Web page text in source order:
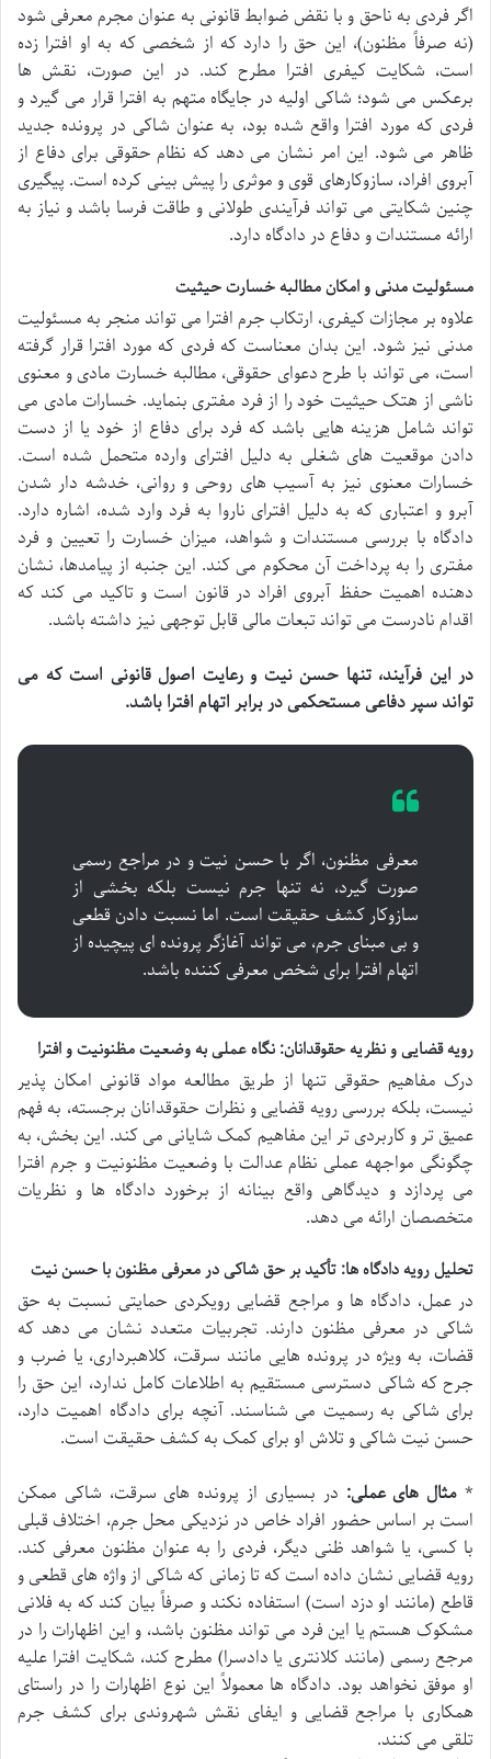
اگر فردی به ناحق و با نقض ضوابط قانونی به عنوان مجرم معرفی شود
(نه صرفاً مظنون)، این حق را دارد که از شخصی که به او افترا زده
است، شکایت کیفری افترا مطرح کند. در این صورت، نقش ها
برعکس می شود؛ شاکی اولیه در جایگاه متهم به افترا قرار می گیرد و
فردی که مورد افترا واقع شده بود، به عنوان شاکی در پرونده جدید
ظاهر می شود. این امر نشان می دهد که نظام حقوقی برای دفاع از
آبروی افراد، سازوکارهای قوی و موثری را پیش بینی کرده است. پیگیری
چنین شکایتی می تواند فرآیندی طولانی و طاقت فرسا باشد و نیاز به
ارائه مستندات و دفاع در دادگاه دارد.
مسئولیت مدنی و امکان مطالبه خسارت حیثیت
علاوه بر مجازات کیفری، ارتکاب جرم افترا می تواند منجر به مسئولیت
مدنی نیز شود. این بدان معناست که فردی که مورد افترا قرار گرفته
است، می تواند با طرح دعوای حقوقی، مطالبه خسارت مادی و معنوی
ناشی از هتک حیثیت خود را از فرد مفتری بنماید. خسارات مادی می
تواند شامل هزینه هایی باشد که فرد برای دفاع از خود یا از دست
دادن موقعیت های شغلی به دلیل افترای وارده متحمل شده است.
خسارات معنوی نیز به آسیب های روحی و روانی، خدشه دار شدن
آبرو و اعتباری که به دلیل افترای ناروا به فرد وارد شده، اشاره دارد.
دادگاه با بررسی مستندات و شواهد، میزان خسارت را تعیین و فرد
مفتری را به پرداخت آن محکوم می کند. این جنبه از پیامدها، نشان
دهنده اهمیت حفظ آبروی افراد در قانون است و تاکید می کند که
اقدام نادرست می تواند تبعات مالی قابل توجهی نیز داشته باشد.
در این فرآیند، تنها حسن نیت و رعایت اصول قانونی است که می
تواند سپر دفاعی مستحکمی در برابر اتهام افترا باشد.
معرفی مظنون، اگر با حسن نیت و در مراجع رسمی
صورت گیرد، نه تنها جرم نیست بلکه بخشی از
سازوکار کشف حقیقت است. اما نسبت دادن قطعی
و بی مبنای جرم، می تواند آغازگر پرونده ای پیچیده از
اتهام افترا برای شخص معرفی کننده باشد.
رویه قضایی و نظریه حقوقدانان: نگاه عملی به وضعیت مظنونیت و افترا
درک مفاهیم حقوقی تنها از طریق مطالعه مواد قانونی امکان پذیر
نیست، بلکه بررسی رویه قضایی و نظرات حقوقدانان برجسته، به فهم
عمیق تر و کاربردی تر این مفاهیم کمک شایانی می کند. این بخش، به
چگونگی مواجهه عملی نظام عدالت با وضعیت مظنونیت و جرم افترا
می پردازد و دیدگاهی واقع بینانه از برخورد دادگاه ها و نظریات
متخصصان ارائه می دهد.
تحلیل رویه دادگاه ها: تأکید بر حق شاکی در معرفی مظنون با حسن نیت
در عمل، دادگاه ها و مراجع قضایی رویکردی حمایتی نسبت به حق
شاکی در معرفی مظنون دارند. تجربیات متعدد نشان می دهد که
قضات، به ویژه در پرونده هایی مانند سرقت، کلاهبرداری، یا ضرب و
جرح که شاکی دسترسی مستقیم به اطلاعات کامل ندارد، این حق را
برای شاکی به رسمیت می شناسند. آنچه برای دادگاه اهمیت دارد،
حسن نیت شاکی و تلاش او برای کمک به کشف حقیقت است.
* مثال های عملی: در بسیاری از پرونده های سرقت، شاکی ممکن
است بر اساس حضور افراد خاص در نزدیکی محل جرم، اختلاف قبلی
با کسی، یا شواهد ظنی دیگر، فردی را به عنوان مظنون معرفی کند.
رویه قضایی نشان داده است که تا زمانی که شاکی از واژه های قطعی و
قاطع (مانند او دزد است) استفاده نکند و صرفاً بیان کند که به فلانی
مشکوک هستم یا این فرد می تواند مظنون باشد، و این اظهارات را در
مرجع رسمی (مانند کلانتری یا دادسرا) مطرح کند، شکایت افترا علیه
او موفق نخواهد بود. دادگاه ها معمولاً این نوع اظهارات را در راستای
همکاری با مراجع قضایی و ایفای نقش شهروندی برای کشف جرم
تلقی می کنند.